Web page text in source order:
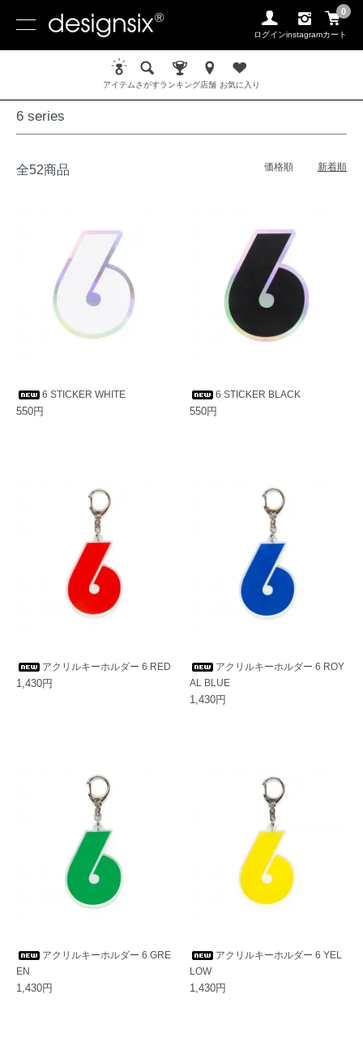
ログインinstagram
0
カート
アイテムさがすランキング店舗 お気に入り
6 series
全52商品 価格順 新着順
6 STICKER WHITE
550円
6 STICKER BLACK
550円
アクリルキーホルダー 6 RED
1,430円
アクリルキーホルダー 6 ROY
AL BLUE
1,430円
アクリルキーホルダー 6 GRE
EN
1,430円
アクリルキーホルダー 6 YEL
LOW
1,430円